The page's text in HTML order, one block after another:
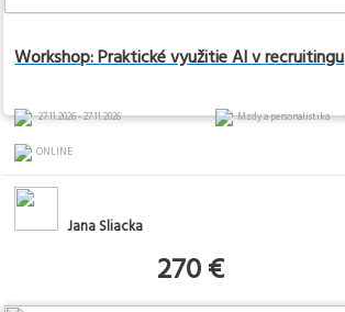
Workshop: Praktické využitie AI v recruitingu
27.11.2026 - 27.11.2026 Mzdy a personalistika
ONLINE
Jana Sliacka
270 €